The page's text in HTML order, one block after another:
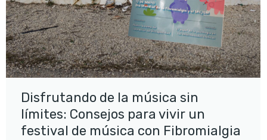
Disfrutando de la música sin
límites: Consejos para vivir un
festival de música con Fibromialgia